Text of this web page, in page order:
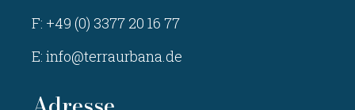
F: +49 (0) 3377 20 16 77
E: info@terraurbana.de